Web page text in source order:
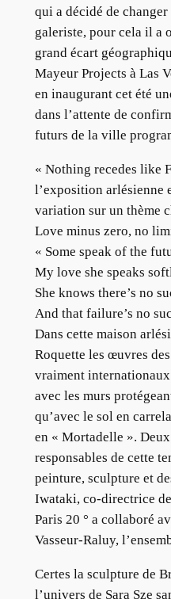
qui a décidé de
galeriste, pour cela il a
grand écart
Mayeur Projects à Las
en inaugurant cet été
dans l’attente de
futurs de la ville
« Nothing recedes like
l’exposition arlésienne
variation sur un thème
Love minus zero, no
« Some speak of the
My love she speaks
She knows there’s no
And that failure’s no
Dans cette maison
Roquette les œuvres
vraiment
avec les murs
qu’avec le sol en
en « Mortadelle ».
responsables de cette
peinture, sculpture et
Iwataki, co-directrice
Paris 20 ° a collaboré
Vasseur-Raluy,
Certes la sculpture de
l’univers de Sara Sze